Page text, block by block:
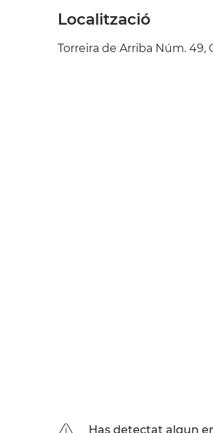
Localització
Torreira de Arriba Núm.
Has detectat algun